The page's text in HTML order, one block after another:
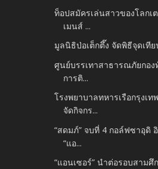
ท็อปสมัครเล่นสาวของโลกเ
เมนส์ ...
มูลนิธิป่อเต็กตึ๊ง จัดพิธีจุดเทีย
ศูนย์บรรเทาสาธารณภัยกอง
การติ...
โรงพยาบาลทหารเรือกรุงเ
จัดกิจกร...
“สดมภ์” จบที่ 4 กอล์ฟซาอุดิ
“แอ...
“แอนเซอร์” นำต่อรอบสามศึ